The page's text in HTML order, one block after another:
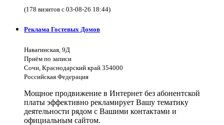
(178 визитов с 03-08-26 18:44)
Реклама Гостевых Домов
Навагинская, 9Д
Приём по записи
Сочи, Краснодарский край 354000
Российская Федерация
Мощное продвижение в Интернет без абонентской
платы эффективно рекламирует Вашу тематику
деятельности рядом с Вашими контактами и
официальным сайтом.